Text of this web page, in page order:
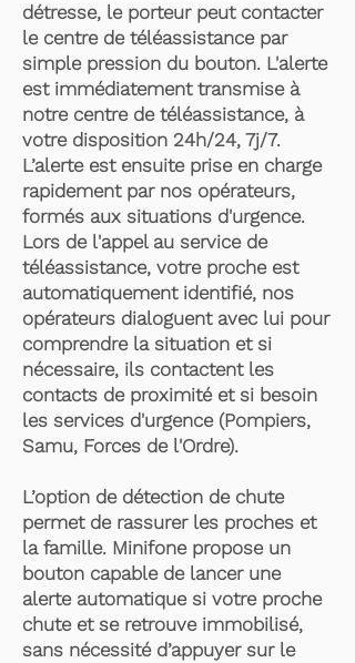
détresse, le porteur peut contacter
le centre de téléassistance par
simple pression du bouton. L'alerte
est immédiatement transmise à
notre centre de téléassistance, à
votre disposition 24h/24, 7j/7.
L’alerte est ensuite prise en charge
rapidement par nos opérateurs,
formés aux situations d'urgence.
Lors de l'appel au service de
téléassistance, votre proche est
automatiquement identifié, nos
opérateurs dialoguent avec lui pour
comprendre la situation et si
nécessaire, ils contactent les
contacts de proximité et si besoin
les services d'urgence (Pompiers,
Samu, Forces de l'Ordre).
L’option de détection de chute
permet de rassurer les proches et
la famille. Minifone propose un
bouton capable de lancer une
alerte automatique si votre proche
chute et se retrouve immobilisé,
sans nécessité d’appuyer sur le